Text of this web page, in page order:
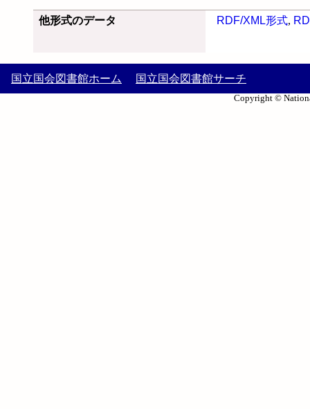
他形式のデータ RDF/XML形式,
国立国会図書館ホーム 国立国会図書館サーチ
Copyright ©